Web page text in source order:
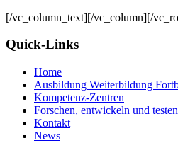
[/vc_column_text][/vc_column][/
Quick-Links
Home
Ausbildung Weiterbildung
Kompetenz-Zentren
Forschen, entwickeln und testen
Kontakt
News